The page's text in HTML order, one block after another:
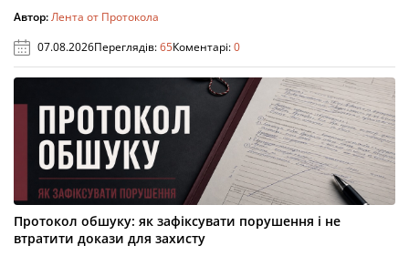
Автор:Лента от Протокола
07.08.2026Переглядів:65Коментарі:0
Протокол обшуку: як зафіксувати порушення і не
втратити докази для захисту